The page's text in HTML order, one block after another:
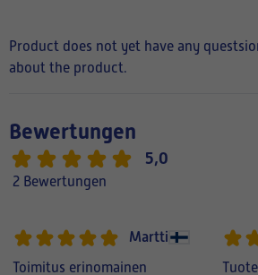
Product does not yet have any
about the product.
Bewertungen
5,0
2 Bewertungen
Martti
Toimitus erinomainen